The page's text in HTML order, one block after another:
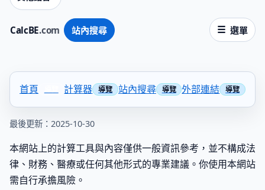
CalcBE.com 站內搜尋 選單
首頁 計算器 站內搜尋 外部連結
最後更新：2025-10-30
本網站上的計算工具與內容僅供一般資訊參考，並不構成法
律、財務、醫療或任何其他形式的專業建議。你使用本網站
需自行承擔風險。